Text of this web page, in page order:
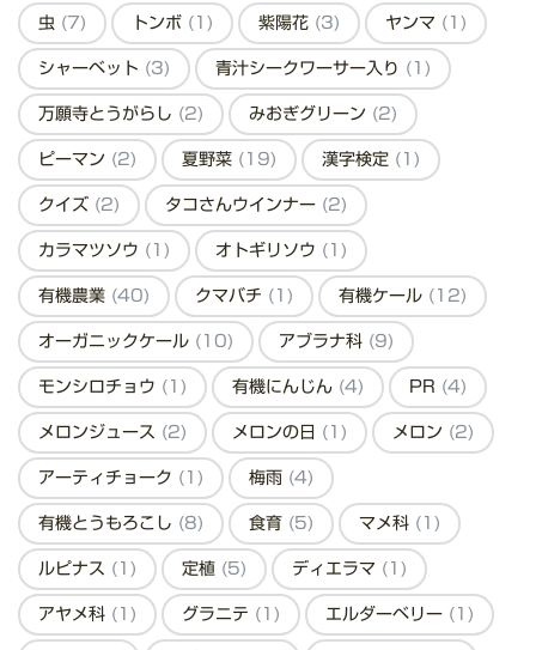
虫 (7) トンボ (1) 紫陽花 (3) ヤンマ (1)
シャーベット (3) 青汁シークワーサー入り (1)
万願寺とうがらし (2) みおぎグリーン (2)
ピーマン (2) 夏野菜 (19) 漢字検定 (1)
クイズ (2) タコさんウインナー (2)
カラマツソウ (1) オトギリソウ (1)
有機農業 (40) クマバチ (1) 有機ケール (12)
オーガニックケール (10) アブラナ科 (9)
モンシロチョウ (1) 有機にんじん (4) PR (4)
メロンジュース (2) メロンの日 (1) メロン (2)
アーティチョーク (1) 梅雨 (4)
有機とうもろこし (8) 食育 (5) マメ科 (1)
ルピナス (1) 定植 (5) ディエラマ (1)
アヤメ科 (1) グラニテ (1) エルダーベリー (1)